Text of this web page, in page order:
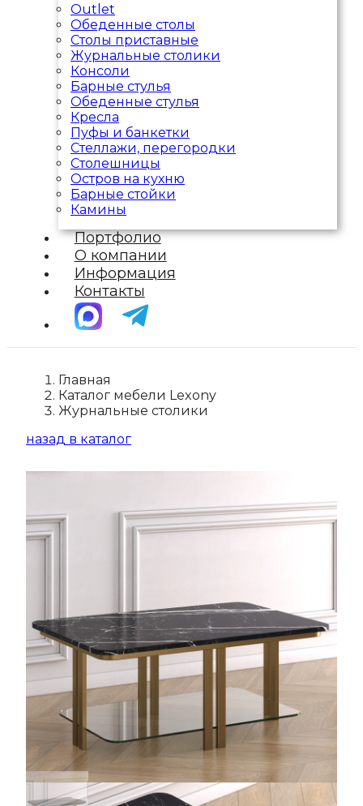
Outlet
Обеденные столы
Столы приставные
Журнальные столики
Консоли
Барные стулья
Обеденные стулья
Кресла
Пуфы и банкетки
Стеллажи, перегородки
Столешницы
Остров на кухню
Барные стойки
Камины
Портфолио
О компании
Информация
Контакты
Главная
Каталог мебели Lexony
Журнальные столики
назад в каталог